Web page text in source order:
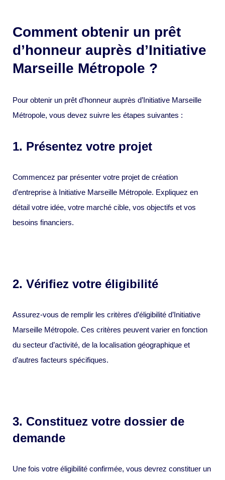
Comment obtenir un prêt
d’honneur auprès d’Initiative
Marseille Métropole ?
Pour obtenir un prêt d’honneur auprès d’Initiative Marseille
Métropole, vous devez suivre les étapes suivantes :
1. Présentez votre projet
Commencez par présenter votre projet de création
d’entreprise à Initiative Marseille Métropole. Expliquez en
détail votre idée, votre marché cible, vos objectifs et vos
besoins financiers.
2. Vérifiez votre éligibilité
Assurez-vous de remplir les critères d’éligibilité d’Initiative
Marseille Métropole. Ces critères peuvent varier en fonction
du secteur d’activité, de la localisation géographique et
d’autres facteurs spécifiques.
3. Constituez votre dossier de
demande
Une fois votre éligibilité confirmée, vous devrez constituer un